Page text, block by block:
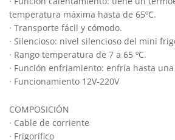
temperatura máxima hasta de 65ºC.
· Transporte fácil y cómodo.
· Silencioso: nivel silencioso del mini
· Rango temperatura de 7 a 65 ºC.
· Función enfriamiento: enfría hasta
· Funcionamiento 12V-220V
COMPOSICIÓN
· Cable de corriente
· Frigorífico